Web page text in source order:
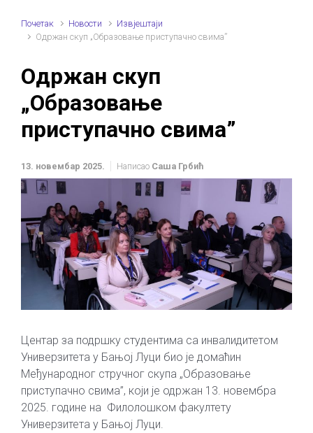
Почетак Новости
Извјештаји
Одржан скуп „Образовање приступачно свима”
Одржан скуп
„Образовање
приступачно свима”
13. новембар 2025. Написао Саша Грбић
Центар за подршку студентима са инвалидитетом
Универзитета у Бањој Луци био је домаћин
Међународног стручног скупа „Образовање
приступачно свима”, који је одржан 13. новембра
2025. године на Филолошком факултету
Универзитета у Бањој Луци.